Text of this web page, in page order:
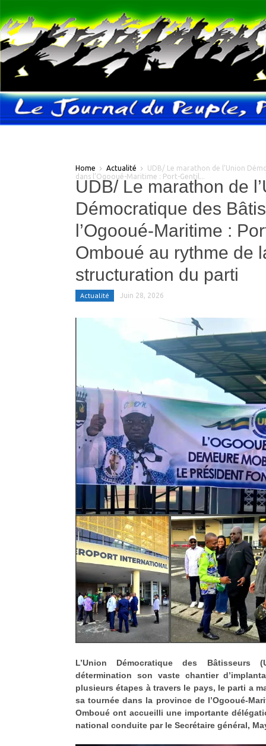
Home Actualité
UDB/ Le marathon de l’Union
dans l’Ogooué-Maritime : Port-Gentil...
UDB/ Le marathon de
Démocratique des
l’Ogooué-Maritime :
Omboué au rythme de
structuration du parti
Actualité Juin 28, 2026
L’Union Démocratique des Bâtisseurs
détermination son vaste chantier
plusieurs étapes à travers le pays, le parti a
sa tournée dans la province de l’Ogooué-
Omboué ont accueilli une importante
national conduite par le Secrétaire général,